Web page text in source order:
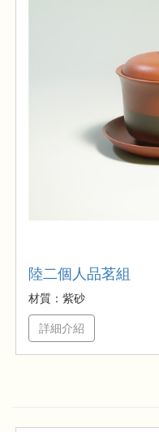
陸二個人品茗組
材質：紫砂
詳細介紹